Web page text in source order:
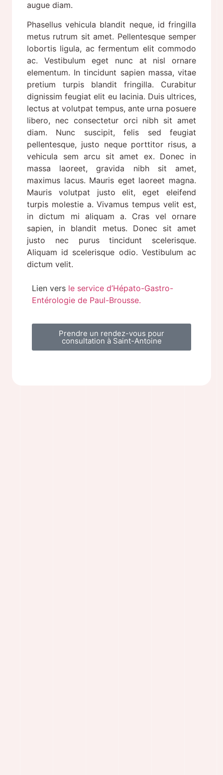
augue diam.
Phasellus vehicula blandit neque, id fringilla
metus rutrum sit amet. Pellentesque semper
lobortis ligula, ac fermentum elit commodo
ac. Vestibulum eget nunc at nisl ornare
elementum. In tincidunt sapien massa, vitae
pretium turpis blandit fringilla. Curabitur
dignissim feugiat elit eu lacinia. Duis ultrices,
lectus at volutpat tempus, ante urna posuere
libero, nec consectetur orci nibh sit amet
diam. Nunc suscipit, felis sed feugiat
pellentesque, justo neque porttitor risus, a
vehicula sem arcu sit amet ex. Donec in
massa laoreet, gravida nibh sit amet,
maximus lacus. Mauris eget laoreet magna.
Mauris volutpat justo elit, eget eleifend
turpis molestie a. Vivamus tempus velit est,
in dictum mi aliquam a. Cras vel ornare
sapien, in blandit metus. Donec sit amet
justo nec purus tincidunt scelerisque.
Aliquam id scelerisque odio. Vestibulum ac
dictum velit.
Lien vers le service d’Hépato-Gastro-
Entérologie de Paul-Brousse.
Prendre un rendez-vous pour
consultation à Saint-Antoine